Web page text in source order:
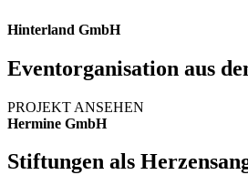
Hinterland GmbH
Eventorganisation aus
PROJEKT ANSEHEN
Hermine GmbH
Stiftungen als